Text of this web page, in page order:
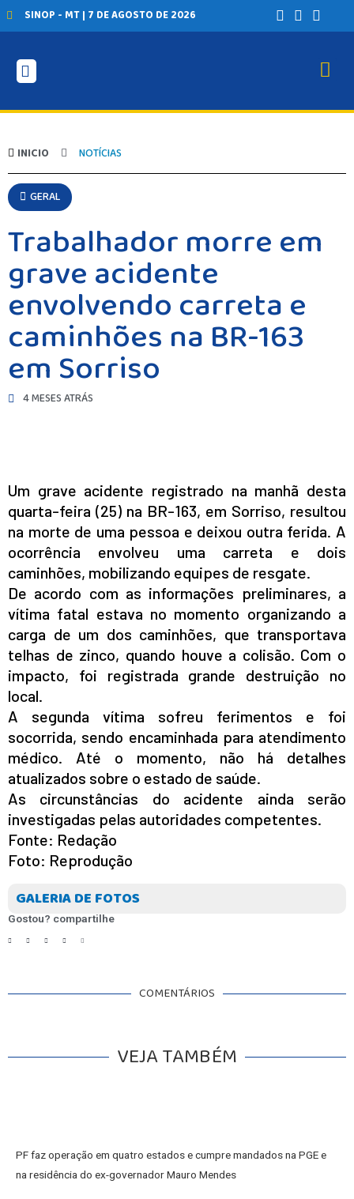
SINOP - MT | 7 DE AGOSTO DE 2026
INICIO NOTÍCIAS
GERAL
Trabalhador morre em
grave acidente
envolvendo carreta e
caminhões na BR-163
em Sorriso
4 MESES ATRÁS
Um grave acidente registrado na manhã desta
quarta-feira (25) na BR-163, em Sorriso, resultou
na morte de uma pessoa e deixou outra ferida. A
ocorrência envolveu uma carreta e dois
caminhões, mobilizando equipes de resgate.
De acordo com as informações preliminares, a
vítima fatal estava no momento organizando a
carga de um dos caminhões, que transportava
telhas de zinco, quando houve a colisão. Com o
impacto, foi registrada grande destruição no
local.
A segunda vítima sofreu ferimentos e foi
socorrida, sendo encaminhada para atendimento
médico. Até o momento, não há detalhes
atualizados sobre o estado de saúde.
As circunstâncias do acidente ainda serão
investigadas pelas autoridades competentes.
Fonte: Redação
Foto: Reprodução
GALERIA DE FOTOS
Gostou? compartilhe
COMENTÁRIOS
VEJA TAMBÉM
PF faz operação em quatro estados e cumpre mandados na PGE e
na residência do ex-governador Mauro Mendes